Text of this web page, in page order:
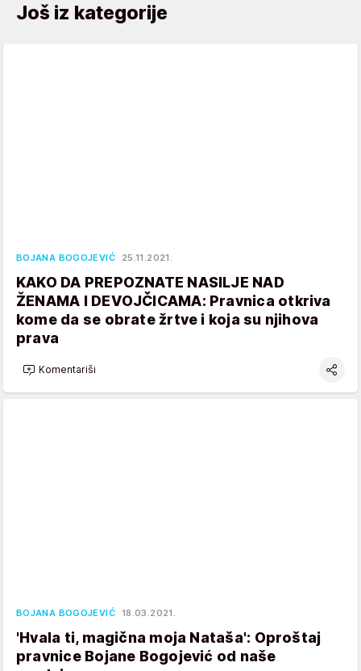
Još iz kategorije
BOJANA BOGOJEVIĆ 25.11.2021.
KAKO DA PREPOZNATE NASILJE NAD
ŽENAMA I DEVOJČICAMA: Pravnica otkriva
kome da se obrate žrtve i koja su njihova
prava
Komentariši
BOJANA BOGOJEVIĆ 18.03.2021.
'Hvala ti, magična moja Nataša': Oproštaj
pravnice Bojane Bogojević od naše